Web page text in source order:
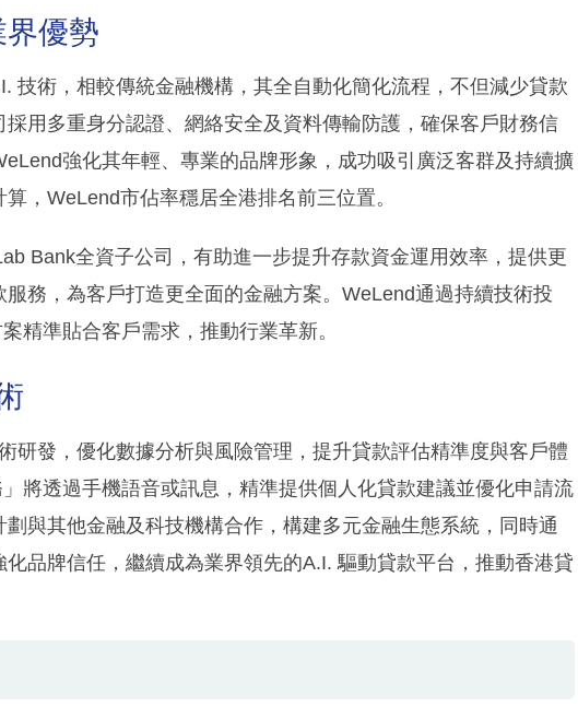
優勢
技術，相較傳統金融機構，其全自動化簡化流程，不但減少貸款
用多重身分認證、網絡安全及資料傳輸防護，確保客戶財務信
強化其年輕、專業的品牌形象，成功吸引廣泛客群及持續擴
，WeLend市佔率穩居全港排名前三位置。
Bank全資子公司，有助進一步提升存款資金運用效率，提供更
務，為客戶打造更全面的金融方案。WeLend通過持續技術投
精準貼合客戶需求，推動行業革新。
研發，優化數據分析與風險管理，提升貸款評估精準度與客戶體
將透過手機語音或訊息，精準提供個人化貸款建議並優化申請流
與其他金融及科技機構合作，構建多元金融生態系統，同時通
品牌信任，繼續成為業界領先的A.I. 驅動貸款平台，推動香港貸